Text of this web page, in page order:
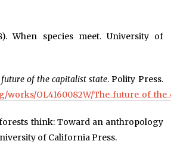
When species meet. University of
future of the capitalist state. Polity Press.
OL4160082W/
forests think: Toward an anthropology
of California Press.